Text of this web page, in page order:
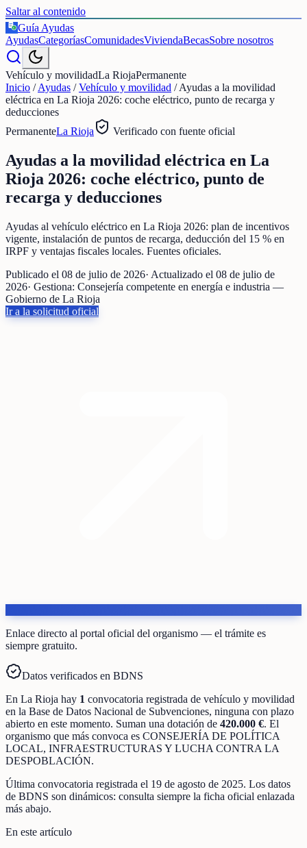
Saltar al contenido
€
Guía Ayudas
AyudasCategoríasComunidadesViviendaBecasSobre nosotros
Vehículo y movilidadLa RiojaPermanente
Inicio /Ayudas /Vehículo y movilidad /Ayudas a la movilidad
eléctrica en La Rioja 2026: coche eléctrico, punto de recarga y
deducciones
PermanenteLa Rioja Verificado con fuente oficial
Ayudas a la movilidad eléctrica en La
Rioja 2026: coche eléctrico, punto de
recarga y deducciones
Ayudas al vehículo eléctrico en La Rioja 2026: plan de incentivos
vigente, instalación de puntos de recarga, deducción del 15 % en
IRPF y ventajas fiscales locales. Fuentes oficiales.
Publicado el 08 de julio de 2026· Actualizado el 08 de julio de
2026· Gestiona: Consejería competente en energía e industria —
Gobierno de La Rioja
Ir a la solicitud oficial
Enlace directo al portal oficial del organismo — el trámite es
siempre gratuito.
Datos verificados en BDNS
En La Rioja hay 1 convocatoria registrada de vehículo y movilidad
en la Base de Datos Nacional de Subvenciones, ninguna con plazo
abierto en este momento. Suman una dotación de 420.000 €. El
organismo que más convoca es CONSEJERÍA DE POLÍTICA
LOCAL, INFRAESTRUCTURAS Y LUCHA CONTRA LA
DESPOBLACIÓN.
Última convocatoria registrada el 19 de agosto de 2025. Los datos
de BDNS son dinámicos: consulta siempre la ficha oficial enlazada
más abajo.
En este artículo